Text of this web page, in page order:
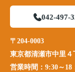
042-497-
〒204-0003
東京都清瀬市中里４
営業時間： 9:30～18